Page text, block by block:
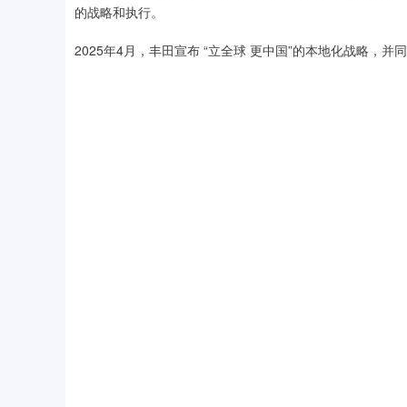
的战略和执行。
2025年4月，丰田宣布 “立全球 更中国”的本地化战略，并